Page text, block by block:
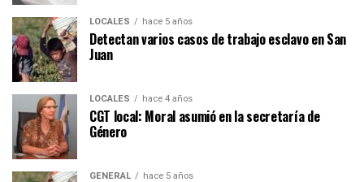
LOCALES hace 5 años
Detectan varios casos de trabajo esclavo en San
Juan
LOCALES hace 4 años
CGT local: Moral asumió en la secretaría de
Género
GENERAL hace 5 años